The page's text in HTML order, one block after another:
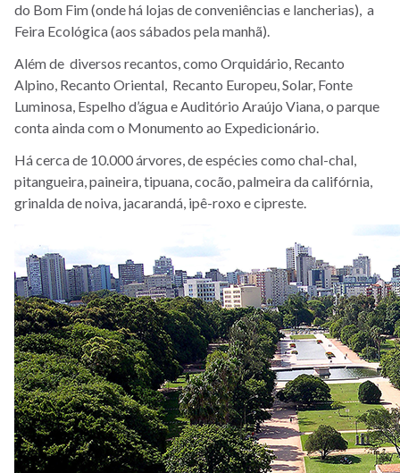
do Bom Fim (onde há lojas de conveniências e lancherias), a
Feira Ecológica (aos sábados pela manhã).
Além de diversos recantos, como Orquidário, Recanto
Alpino, Recanto Oriental, Recanto Europeu, Solar, Fonte
Luminosa, Espelho d’água e Auditório Araújo Viana, o parque
conta ainda com o Monumento ao Expedicionário.
Há cerca de 10.000 árvores, de espécies como chal-chal,
pitangueira, paineira, tipuana, cocão, palmeira da califórnia,
grinalda de noiva, jacarandá, ipê-roxo e cipreste.